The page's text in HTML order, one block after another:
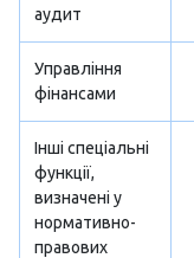
аудит
Управління
фінансами
Інші спеціальні
функції,
визначені у
нормативно-
правових